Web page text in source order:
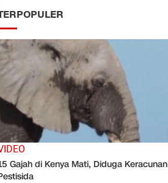
Gajah di Kenya Mati, Diduga Keracunan